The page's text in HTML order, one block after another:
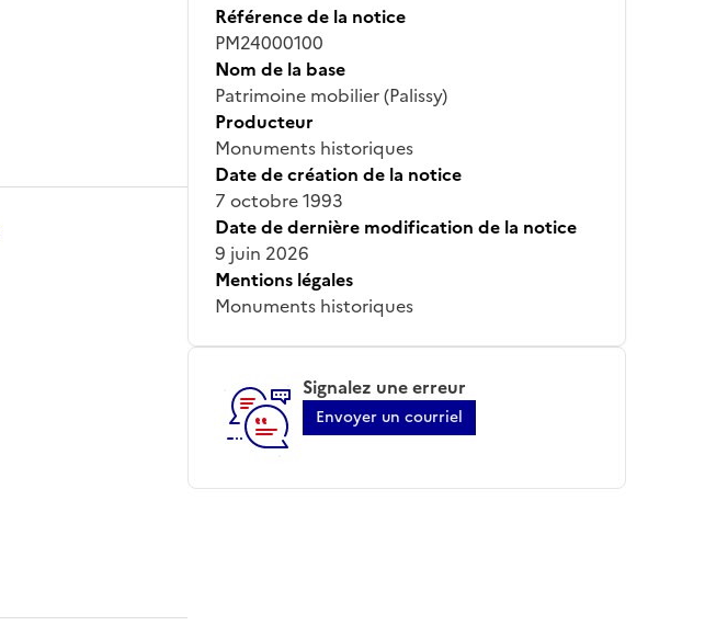
Référence de la notice
PM24000100
Nom de la base
Patrimoine mobilier (Palissy)
Producteur
Monuments historiques
Date de création de la notice
7 octobre 1993
Date de dernière modification de la notice
9 juin 2026
Mentions légales
Monuments historiques
Signalez une erreur
Envoyer un courriel